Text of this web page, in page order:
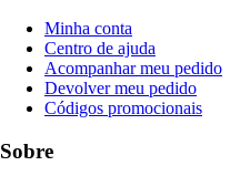
Minha conta
Centro de ajuda
Acompanhar meu pedido
Devolver meu pedido
Códigos promocionais
Sobre